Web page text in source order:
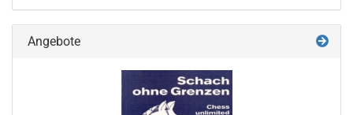
Angebote